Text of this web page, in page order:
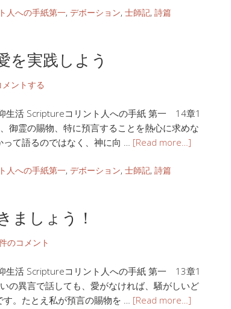
人への手紙第一, デボーション, 士師記, 詩篇
を実践しよう
メントする
生活 Scriptureコリント人への手紙 第一 14章1
御霊の賜物、特に預言することを熱心に求めな
て語るのではなく、神に向 … [Read more…]
人への手紙第一, デボーション, 士師記, 詩篇
ましょう！
のコメント
生活 Scriptureコリント人への手紙 第一 13章1
の異言で話しても、愛がなければ、騒がしいど
。たとえ私が預言の賜物を … [Read more…]